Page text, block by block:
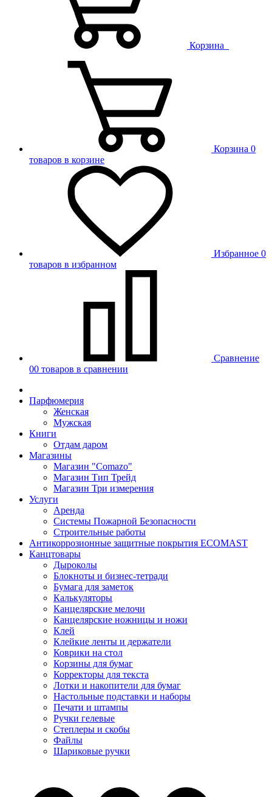
Корзина
Корзина 0
товаров в корзине
Избранное 0
товаров в избранном
Сравнение
00 товаров в сравнении
Парфюмерия
Женская
Мужская
Книги
Отдам даром
Магазины
Магазин "Comazo"
Магазин Тип Трейд
Магазин Три измерения
Услуги
Аренда
Системы Пожарной Безопасности
Строительные работы
Антикоррозионные защитные покрытия ECOMAST
Канцтовары
Дыроколы
Блокноты и бизнес-тетради
Бумага для заметок
Калькуляторы
Канцелярские мелочи
Канцелярские ножницы и ножи
Клей
Клейкие ленты и держатели
Коврики на стол
Корзины для бумаг
Корректоры для текста
Лотки и накопители для бумаг
Настольные подставки и наборы
Печати и штампы
Ручки гелевые
Степлеры и скобы
Файлы
Шариковые ручки